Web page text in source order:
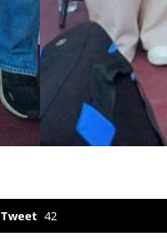
Tweet 42